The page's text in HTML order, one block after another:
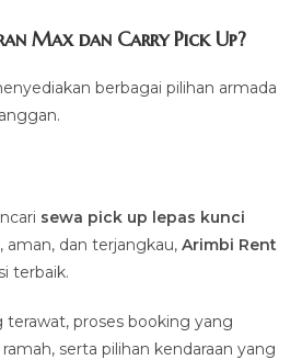
Max dan Carry Pick Up?
berbagai pilihan armada
sewa pick up lepas kunci
aman, dan terjangkau,Arimbi Rent
terbaik.
terawat, proses booking yang
serta pilihan kendaraan yang